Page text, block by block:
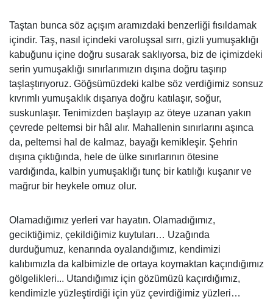
Taştan bunca söz açışım aramızdaki benzerliği fısıldamak
içindir. Taş, nasıl içindeki varoluşsal sırrı, gizli yumuşaklığı
kabuğunu içine doğru susarak saklıyorsa, biz de içimizdeki
serin yumuşaklığı sınırlarımızın dışına doğru taşırıp
taşlaştırıyoruz. Göğsümüzdeki kalbe söz verdiğimiz sonsuz
kıvrımlı yumuşaklık dışarıya doğru katılaşır, soğur,
suskunlaşır. Tenimizden başlayıp az öteye uzanan yakın
çevrede peltemsi bir hâl alır. Mahallenin sınırlarını aşınca
da, peltemsi hal de kalmaz, bayağı kemikleşir. Şehrin
dışına çıktığında, hele de ülke sınırlarının ötesine
vardığında, kalbin yumuşaklığı tunç bir katılığı kuşanır ve
mağrur bir heykele omuz olur.
Olamadığımız yerleri var hayatın. Olamadığımız,
geciktiğimiz, çekildiğimiz kuytuları… Uzağında
durduğumuz, kenarında oyalandığımız, kendimizi
kalıbımızla da kalbimizle de ortaya koymaktan kaçındığımız
gölgelikleri... Utandığımız için gözümüzü kaçırdığımız,
kendimizle yüzleştirdiği için yüz çevirdiğimiz yüzleri…